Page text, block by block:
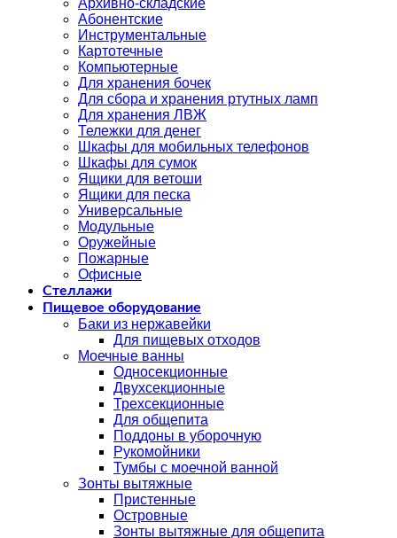
Абонентские
Инструментальные
Картотечные
Компьютерные
Для хранения бочек
Для сбора и хранения ртутных ламп
Для хранения ЛВЖ
Тележки для денег
Шкафы для мобильных телефонов
Шкафы для сумок
Ящики для ветоши
Ящики для песка
Универсальные
Модульные
Оружейные
Пожарные
Офисные
Стеллажи
Пищевое оборудование
Баки из нержавейки
Для пищевых отходов
Моечные ванны
Односекционные
Двухсекционные
Трехсекционные
Для общепита
Поддоны в уборочную
Рукомойники
Тумбы с моечной ванной
Зонты вытяжные
Пристенные
Островные
Зонты вытяжные для общепита